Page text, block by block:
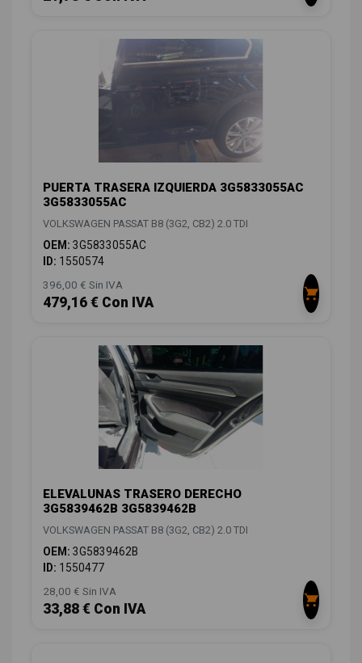
PUERTA TRASERA IZQUIERDA 3G5833055AC
3G5833055AC
VOLKSWAGEN PASSAT B8 (3G2, CB2) 2.0 TDI
OEM: 3G5833055AC
ID: 1550574
396,00 € Sin IVA
479,16 € Con IVA
ELEVALUNAS TRASERO DERECHO
3G5839462B 3G5839462B
VOLKSWAGEN PASSAT B8 (3G2, CB2) 2.0 TDI
OEM: 3G5839462B
ID: 1550477
28,00 € Sin IVA
33,88 € Con IVA